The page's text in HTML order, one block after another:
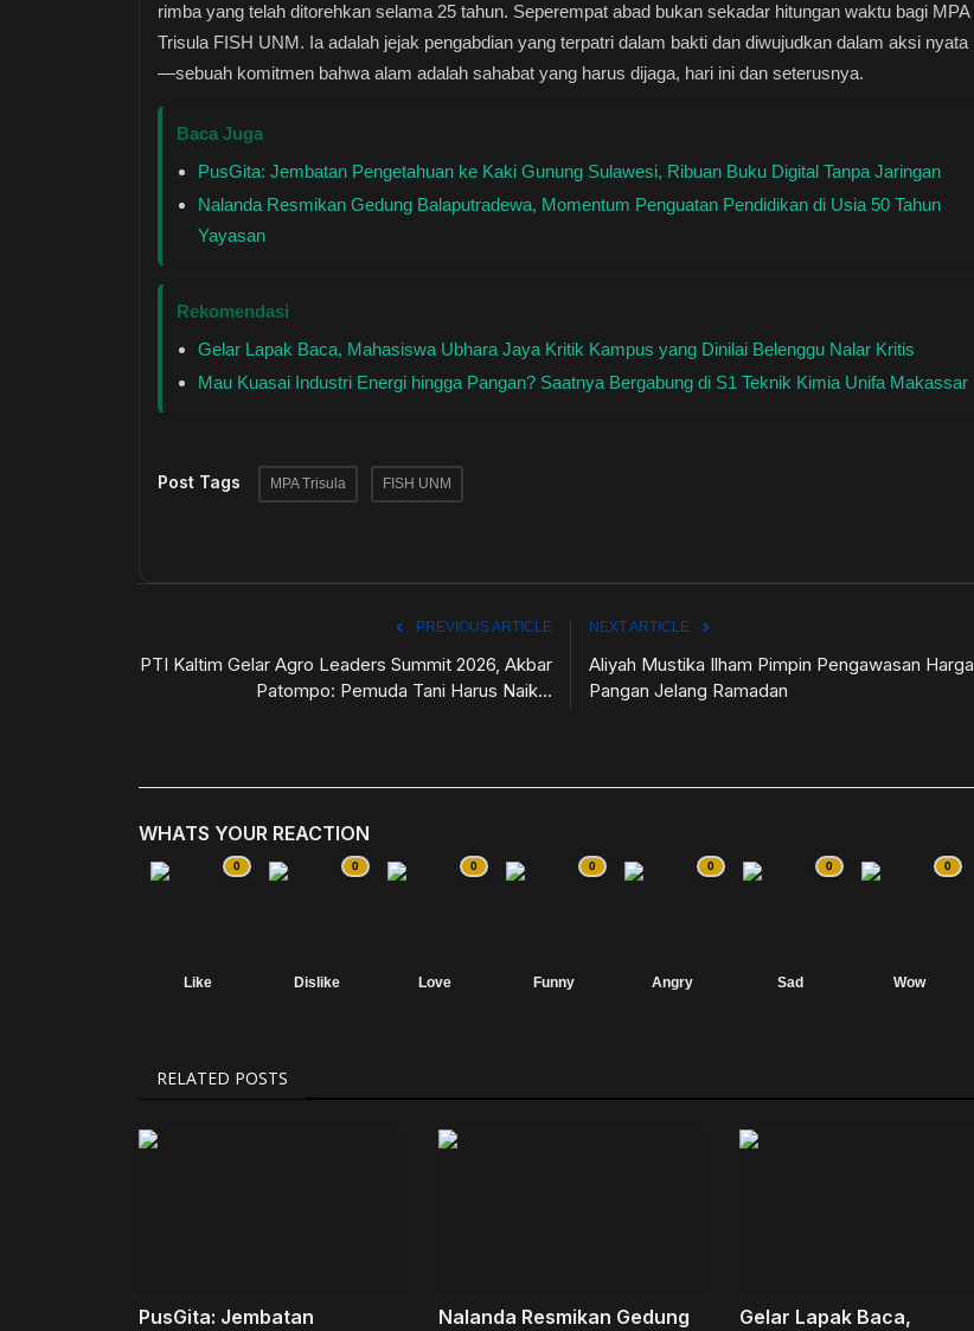
rimba yang telah ditorehkan selama 25 tahun. Seperempat abad bukan sekadar hitungan waktu bagi MPA
Trisula FISH UNM. Ia adalah jejak pengabdian yang terpatri dalam bakti dan diwujudkan dalam aksi nyata
—sebuah komitmen bahwa alam adalah sahabat yang harus dijaga, hari ini dan seterusnya.
Baca Juga
PusGita: Jembatan Pengetahuan ke Kaki Gunung Sulawesi, Ribuan Buku Digital Tanpa Jaringan
Nalanda Resmikan Gedung Balaputradewa, Momentum Penguatan Pendidikan di Usia 50 Tahun
Yayasan
Rekomendasi
Gelar Lapak Baca, Mahasiswa Ubhara Jaya Kritik Kampus yang Dinilai Belenggu Nalar Kritis
Mau Kuasai Industri Energi hingga Pangan? Saatnya Bergabung di S1 Teknik Kimia Unifa Makassar
Post Tags MPA Trisula FISH UNM
PREVIOUS ARTICLE
PTI Kaltim Gelar Agro Leaders Summit 2026, Akbar
Patompo: Pemuda Tani Harus Naik...
NEXT ARTICLE
Aliyah Mustika Ilham Pimpin Pengawasan Harga
Pangan Jelang Ramadan
WHATS YOUR REACTION
0
Like
0
Dislike
0
Love
0
Funny
0
Angry
0
Sad
0
Wow
RELATED POSTS
PusGita: Jembatan Nalanda Resmikan Gedung Gelar Lapak Baca,